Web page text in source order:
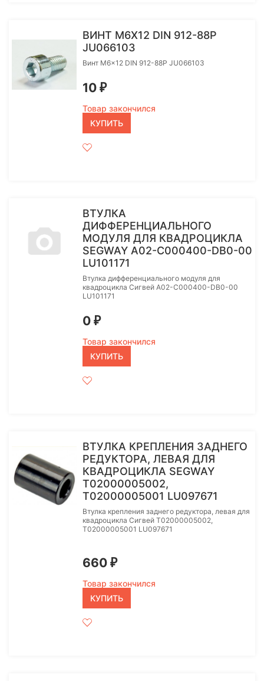
ВИНТ M6X12 DIN 912-88P
JU066103
Винт M6x12 DIN 912-88P JU066103
10 ₽
Товар закончился
КУПИТЬ
ВТУЛКА
ДИФФЕРЕНЦИАЛЬНОГО
МОДУЛЯ ДЛЯ КВАДРОЦИКЛА
SEGWAY A02-C000400-DB0-00
LU101171
Втулка дифференциального модуля для
квадроцикла Сигвей A02-C000400-DB0-00
LU101171
0 ₽
Товар закончился
КУПИТЬ
ВТУЛКА КРЕПЛЕНИЯ ЗАДНЕГО
РЕДУКТОРА, ЛЕВАЯ ДЛЯ
КВАДРОЦИКЛА SEGWAY
T02000005002,
T02000005001 LU097671
Втулка крепления заднего редуктора, левая для
квадроцикла Сигвей T02000005002,
T02000005001 LU097671
660 ₽
Товар закончился
КУПИТЬ